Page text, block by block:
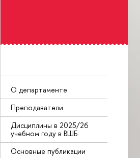
О департаменте
Преподаватели
Дисциплины в 2025/26
учебном году в ВШБ
Основные публикации